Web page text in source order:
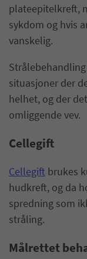
plateepitelkreft,
sykdom og hvis
vanskelig.
situasjoner der
helhet, og der
omliggende vev.
Cellegift
Cellegift ​brukes
hudkreft, og da
spredning som
stråling.
Målrettet